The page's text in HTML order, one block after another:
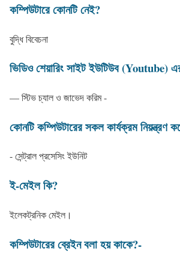
কম্পিউটারে কোনটি নেই?
বুদ্ধি বিবেচনা
ভিডিও শেয়ারিং সাইট ইউটিউব (Youtube)
— স্টিভ চ্যাল ও জাভেদ করিম -
কোনটি কম্পিউটারের সকল কার্যক্রম নিয়ন্ত্রণ
- সেন্ট্রাল প্রসেসিং ইউনিট
ই-মেইল কি?
ইলেকট্রনিক মেইল।
কম্পিউটারের ব্রেইন বলা হয় কাকে?-